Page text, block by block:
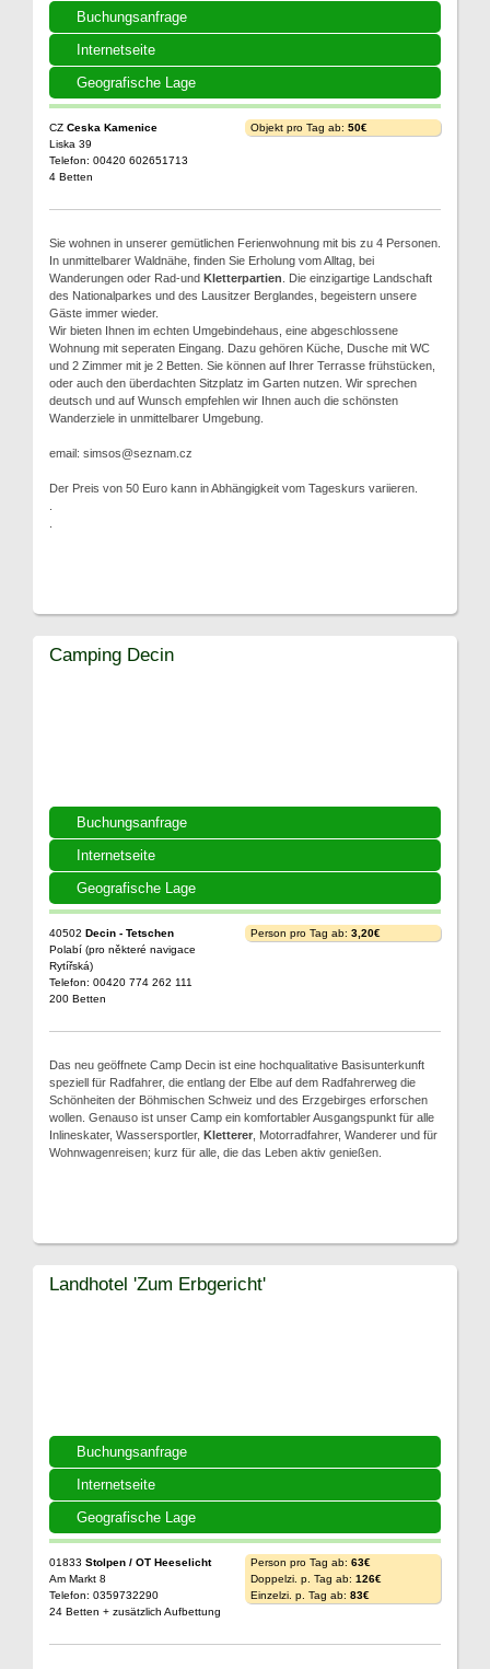
Buchungsanfrage
Internetseite
Geografische Lage
CZ Ceska Kamenice
Liska 39
Telefon: 00420 602651713
4 Betten
Objekt pro Tag ab: 50€
Sie wohnen in unserer gemütlichen Ferienwohnung mit bis zu 4 Personen.
In unmittelbarer Waldnähe, finden Sie Erholung vom Alltag, bei
Wanderungen oder Rad-und Kletterpartien . Die einzigartige Landschaft
des Nationalparkes und des Lausitzer Berglandes, begeistern unsere
Gäste immer wieder.
Wir bieten Ihnen im echten Umgebindehaus, eine abgeschlossene
Wohnung mit seperaten Eingang. Dazu gehören Küche, Dusche mit WC
und 2 Zimmer mit je 2 Betten. Sie können auf Ihrer Terrasse frühstücken,
oder auch den überdachten Sitzplatz im Garten nutzen. Wir sprechen
deutsch und auf Wunsch empfehlen wir Ihnen auch die schönsten
Wanderziele in unmittelbarer Umgebung.
email: simsos@seznam.cz
Der Preis von 50 Euro kann in Abhängigkeit vom Tageskurs variieren.
Buchungsanfrage
Internetseite
Geografische Lage
Camping Decin
40502 Decin - Tetschen
Polabí (pro některé navigace
Rytířská)
Telefon: 00420 774 262 111
200 Betten
Person pro Tag ab: 3,20€
Das neu geöffnete Camp Decin ist eine hochqualitative Basisunterkunft
speziell für Radfahrer, die entlang der Elbe auf dem Radfahrerweg die
Schönheiten der Böhmischen Schweiz und des Erzgebirges erforschen
wollen. Genauso ist unser Camp ein komfortabler Ausgangspunkt für alle
Inlineskater, Wassersportler, Kletterer , Motorradfahrer, Wanderer und für
Wohnwagenreisen; kurz für alle, die das Leben aktiv genießen.
Buchungsanfrage
Internetseite
Geografische Lage
Landhotel 'Zum Erbgericht'
01833 Stolpen / OT Heeselicht
Am Markt 8
Telefon: 0359732290
24 Betten + zusätzlich Aufbettung
Person pro Tag ab: 63€
Doppelzi. p. Tag ab: 126€
Einzelzi. p. Tag ab: 83€